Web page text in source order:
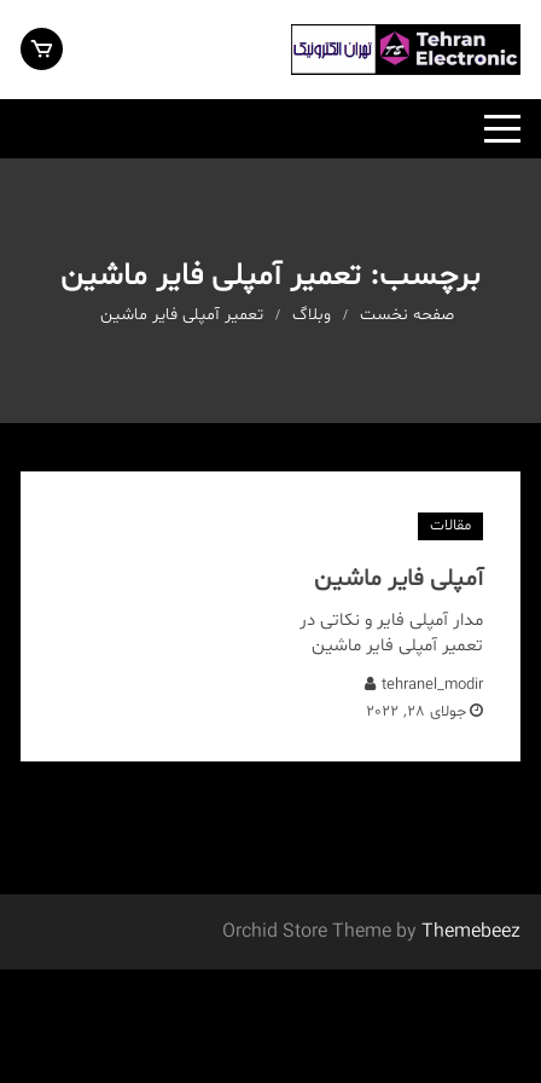
محتوا
برچسب: تعمیر آمپلی فایر ماشین
صفحه نخست وبلاگ تعمیر آمپلی فایر ماشین
مقالات
آمپلی فایر ماشین
مدار آمپلی فایر و نکاتی در
تعمیر آمپلی فایر ماشین
tehranel_modir
جولای 28, 2022
Orchid Store Theme by Themebeez